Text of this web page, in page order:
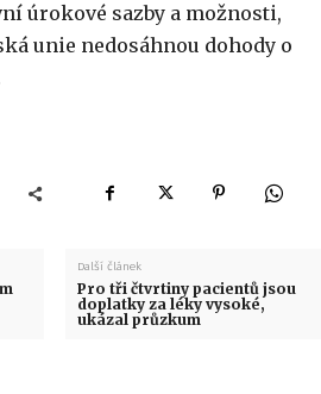
úrokové sazby a možnosti,
unie nedosáhnou dohody o
Další článek
Pro tři čtvrtiny pacientů jsou
doplatky za léky vysoké,
ukázal průzkum